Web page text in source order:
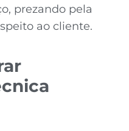
prezando pela
ao cliente.